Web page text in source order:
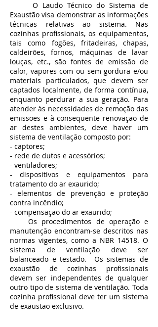
O Laudo Técnico do Sistema de
Exaustão visa demonstrar as informações
técnicas relativas ao sistema. Nas
cozinhas profissionais, os equipamentos,
tais como fogões, fritadeiras, chapas,
caldeirões, fornos, máquinas de lavar
louças, etc., são fontes de emissão de
calor, vapores com ou sem gordura e/ou
materiais particulados, que devem ser
captados localmente, de forma contínua,
enquanto perdurar a sua geração. Para
atender às necessidades de remoção das
emissões e à conseqüente renovação de
ar destes ambientes, deve haver um
sistema de ventilação composto por:
- captores;
- rede de dutos e acessórios;
- ventiladores;
- dispositivos e equipamentos para
tratamento do ar exaurido;
- elementos de prevenção e proteção
contra incêndio;
- compensação do ar exaurido;
Os procedimentos de operação e
manutenção encontram-se descritos nas
normas vigentes, como a NBR 14518. O
sistema de ventilação deve ser
balanceado e testado. Os sistemas de
exaustão de cozinhas profissionais
devem ser independentes de qualquer
outro tipo de sistema de ventilação. Toda
cozinha profissional deve ter um sistema
de exaustão exclusivo.